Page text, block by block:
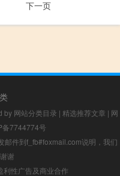
下一页
by 网站分类目录 | 精选推荐文章 | 网
备7744774号
邮件到f_fb#foxmail.com说明，我们
谢
利性广告及商业合作